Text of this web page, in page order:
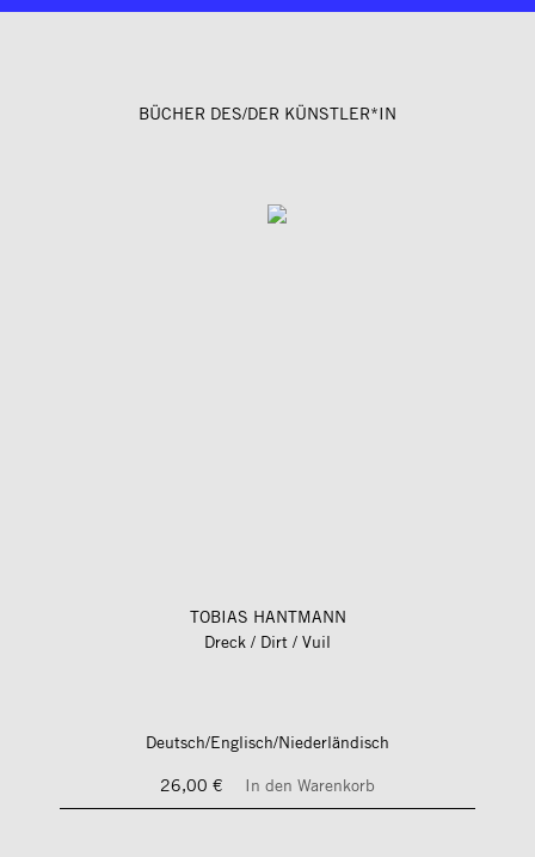
BÜCHER DES/DER KÜNSTLER*IN
TOBIAS HANTMANN
Dreck / Dirt / Vuil
Deutsch/Englisch/Niederländisch
26,00 €
In den Warenkorb